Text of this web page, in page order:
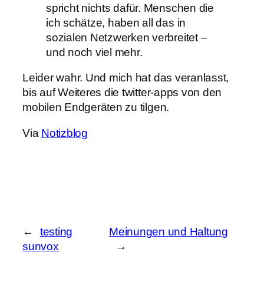
spricht nichts dafür. Menschen die
ich schätze, haben all das in
sozialen Netzwerken verbreitet –
und noch viel mehr.
Leider wahr. Und mich hat das veranlasst,
bis auf Weiteres die twitter-apps von den
mobilen Endgeräten zu tilgen.
Via Notizblog
←
testing
sunvox
Meinungen und Haltung
→